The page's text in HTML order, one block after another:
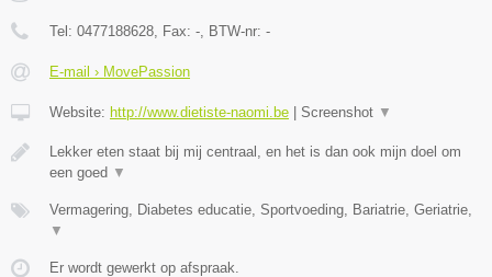
Tel: 0477188628 , Fax: - , BTW-nr: -
E-mail › MovePassion
Website: http://www.dietiste-naomi.be | Screenshot ▼
Lekker eten staat bij mij centraal, en het is dan ook mijn doel om
een goed ▼
Vermagering, Diabetes educatie, Sportvoeding, Bariatrie, Geriatrie,
▼
Er wordt gewerkt op afspraak.